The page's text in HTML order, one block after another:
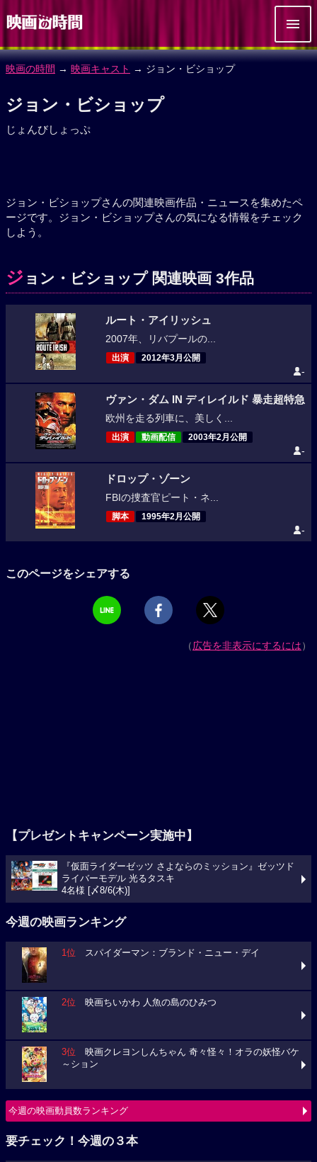
映画の時間 → 映画キャスト → ジョン・ビショップ
ジョン・ビショップ
じょんびしょっぷ
ジョン・ビショップさんの関連映画作品・ニュースを集めたペ
ージです。ジョン・ビショップさんの気になる情報をチェック
しよう。
ジ ョン・ビショップ 関連映画 3作品
ルート・アイリッシュ
2007年、リバプールの...
出演 2012年3月公開
-
ヴァン・ダム IN ディレイルド 暴走超特急
欧州を走る列車に、美しく...
出演 動画配信 2003年2月公開
-
ドロップ・ゾーン
FBIの捜査官ピート・ネ...
脚本 1995年2月公開
-
このページをシェアする
（広告を非表示にするには）
【プレゼントキャンペーン実施中】
『仮面ライダーゼッツ さよならのミッション』ゼッツド
ライバーモデル 光るタスキ
4名様 [〆8/6(木)]
今週の映画ランキング
1位 スパイダーマン：ブランド・ニュー・デイ
2位 映画ちいかわ 人魚の島のひみつ
3位 映画クレヨンしんちゃん 奇々怪々！オラの妖怪バケ
～ション
今週の映画動員数ランキング
要チェック！今週の３本